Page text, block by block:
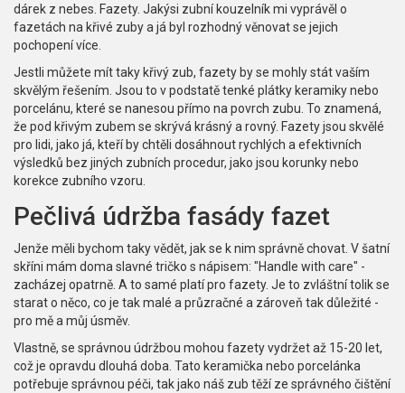
dárek z nebes. Fazety. Jakýsi zubní kouzelník mi vyprávěl o
fazetách na křivé zuby a já byl rozhodný věnovat se jejich
pochopení více.
Jestli můžete mít taky křivý zub, fazety by se mohly stát vaším
skvělým řešením. Jsou to v podstatě tenké plátky keramiky nebo
porcelánu, které se nanesou přímo na povrch zubu. To znamená,
že pod křivým zubem se skrývá krásný a rovný. Fazety jsou skvělé
pro lidi, jako já, kteří by chtěli dosáhnout rychlých a efektivních
výsledků bez jiných zubních procedur, jako jsou korunky nebo
korekce zubního vzoru.
Pečlivá údržba fasády fazet
Jenže měli bychom taky vědět, jak se k nim správně chovat. V šatní
skříni mám doma slavné tričko s nápisem: "Handle with care" -
zacházej opatrně. A to samé platí pro fazety. Je to zvláštní tolik se
starat o něco, co je tak malé a průzračné a zároveň tak důležité -
pro mě a můj úsměv.
Vlastně, se správnou údržbou mohou fazety vydržet až 15-20 let,
což je opravdu dlouhá doba. Tato keramička nebo porcelánka
potřebuje správnou péči, tak jako náš zub těží ze správného čištění